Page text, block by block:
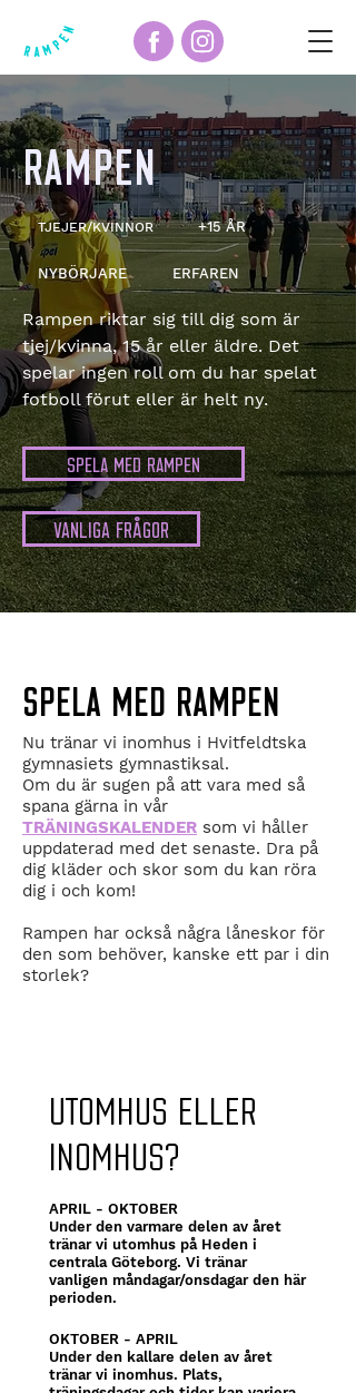
RAMPEN
TJEJER/KVINNOR +15 ÅR
NYBÖRJARE ERFAREN
Rampen riktar sig till dig som är
tjej/kvinna, 15 år eller äldre. Det
spelar ingen roll om du har spelat
fotboll förut eller är helt ny.
SPELA MED RAMPEN
VANLIGA FRÅGOR
SPELA MED RAMPEN
​Nu tränar vi inomhus i Hvitfeldtska
gymnasiets gymnastiksal.
Om du är sugen på att vara med så
spana gärna in vår
TRÄNINGSKALENDER som vi håller
uppdaterad med det senaste. Dra på
dig​ kläder och skor som du kan röra
dig i och kom!
Rampen har också några låneskor för
den som behöver, kanske ett par i din
storlek?
UTOMHUS ELLER
INOMHUS?
APRIL - OKTOBER
Under den varmare delen av året
tränar vi utomhus på Heden i
centrala Göteborg. Vi tränar
vanligen måndagar/onsdagar den här
perioden.
OKTOBER - APRIL
Under den kallare delen av året
tränar vi inomhus. Plats,